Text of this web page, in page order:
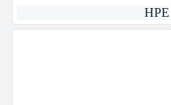
HPE